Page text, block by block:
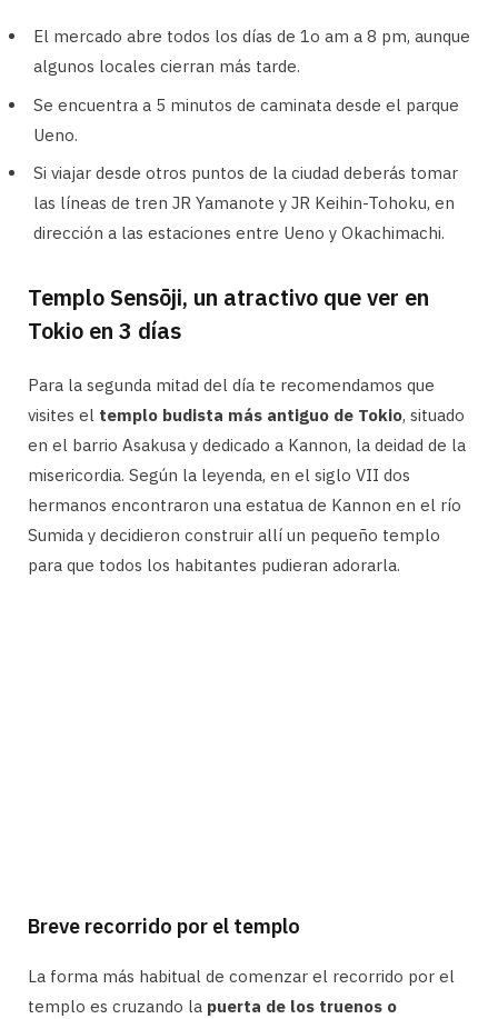
El mercado abre todos los días de 1o am a 8 pm, aunque
algunos locales cierran más tarde.
Se encuentra a 5 minutos de caminata desde el parque
Ueno.
Si viajar desde otros puntos de la ciudad deberás tomar
las líneas de tren JR Yamanote y JR Keihin-Tohoku, en
dirección a las estaciones entre Ueno y Okachimachi.
Templo Sensōji, un atractivo que ver en
Tokio en 3 días
Para la segunda mitad del día te recomendamos que
visites el templo budista más antiguo de Tokio, situado
en el barrio Asakusa y dedicado a Kannon, la deidad de la
misericordia. Según la leyenda, en el siglo VII dos
hermanos encontraron una estatua de Kannon en el río
Sumida y decidieron construir allí un pequeño templo
para que todos los habitantes pudieran adorarla.
Breve recorrido por el templo
La forma más habitual de comenzar el recorrido por el
templo es cruzando la puerta de los truenos o